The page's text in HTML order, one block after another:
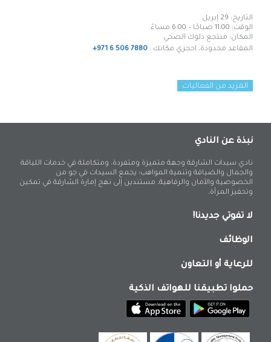
التاريخ: 29 إبريل
الوقت: 11:00 صباحًا – 6:00 مساءً
المكان: منتجع دلوك الصحي
المقاعد محدودة، احجزي مكانك : +971 6 506 7880
المزيد من الفعاليات
نبذة عن النادي
نادي سيدات الشارقة وجهة متميزة ومتفردة، ومتكاملة في خدمات اللياقة
والجمال والضيافة وتنمية المواهب؛ يجمع السيدات في جو من
الخصوصية والأمان والرفاهية، مستندين إلى نهج إمارة الشارقة في تمكين
وتحفيز المرأة.
لا تفوتي جديدنا!
الوظائف
للرعاية أو التعاون
حملوا تطبيقنا للهواتف الذكية